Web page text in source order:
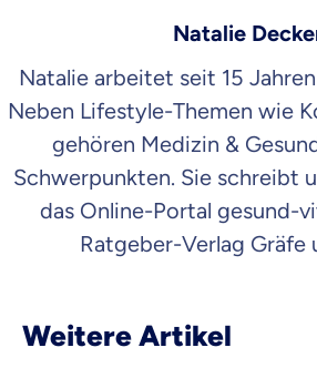
Natalie
Natalie arbeitet seit 15
Neben Lifestyle-Themen wie
gehören Medizin &
Schwerpunkten. Sie schreibt
das Online-Portal gesund-
Ratgeber-Verlag Gräfe
Weitere Artikel